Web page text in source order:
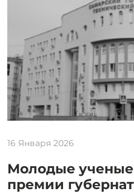
16 Января 2026
Молодые ученые
премии